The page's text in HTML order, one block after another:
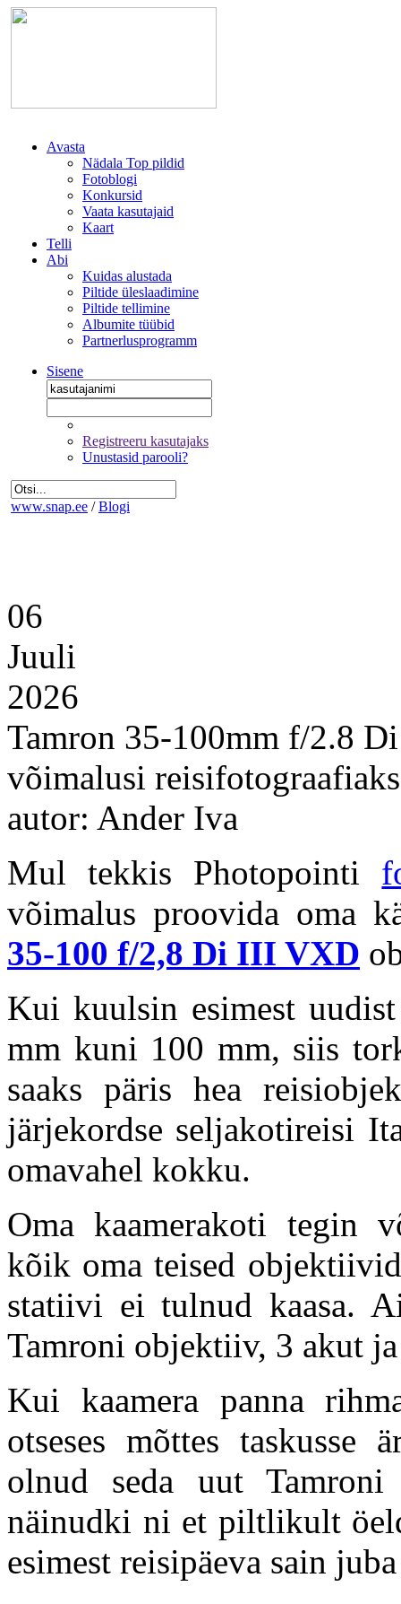
Avasta
Nädala Top pildid
Fotoblogi
Konkursid
Vaata kasutajaid
Kaart
Telli
Abi
Kuidas alustada
Piltide üleslaadimine
Piltide tellimine
Albumite tüübid
Partnerlusprogramm
Sisene
Registreeru kasutajaks
Unustasid parooli?
www.snap.ee / Blogi
06
Juuli
2026
Tamron 35-100mm f/2.8
võimalusi reisifotograafiaks
autor: Ander Iva
Mul tekkis Photopointi
võimalus proovida oma
35-100 f/2,8 Di III VXD
Kui kuulsin esimest
mm kuni 100 mm, siis
saaks päris hea
järjekordse seljakotireisi
omavahel kokku.
Oma kaamerakoti tegin
kõik oma teised
statiivi ei tulnud kaasa.
Tamroni objektiiv, 3 akut
Kui kaamera panna
otseses mõttes taskusse
olnud seda uut
näinudki ni et piltlikult
esimest reisipäeva sain